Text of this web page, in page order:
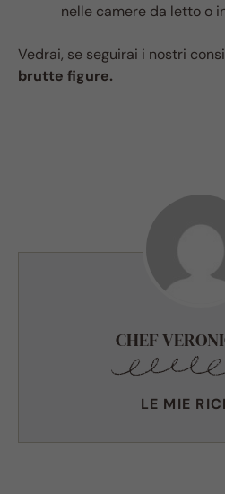
nelle camere da letto o
Vedrai, se seguirai i nostri
brutte figure.
CHEF
LE MIE